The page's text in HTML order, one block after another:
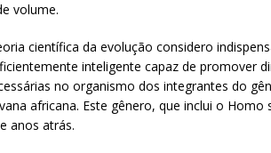
volume.
científica da evolução considero
inteligente capaz de promover
no organismo dos integrantes do
africana. Este gênero, que inclui o Homo
anos atrás.